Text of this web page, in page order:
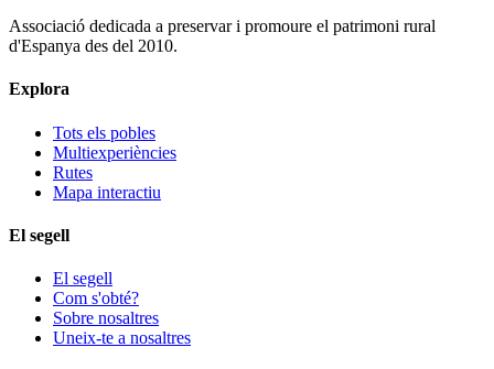
Associació dedicada a preservar i promoure el patrimoni rural
d'Espanya des del 2010.
Explora
Tots els pobles
Multiexperiències
Rutes
Mapa interactiu
El segell
El segell
Com s'obté?
Sobre nosaltres
Uneix-te a nosaltres